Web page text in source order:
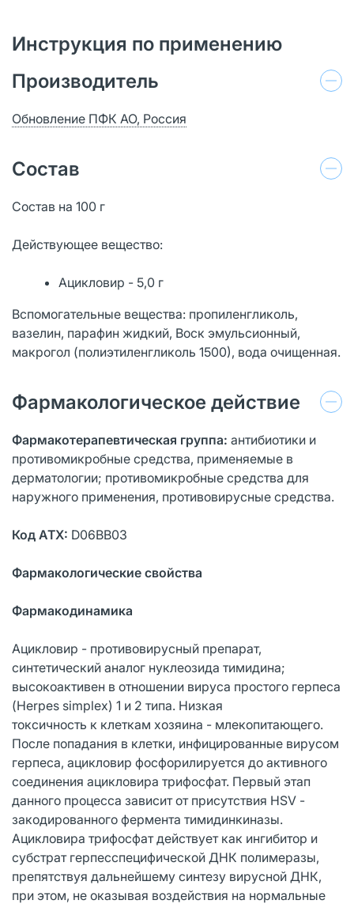
Инструкция по применению
Производитель
Обновление ПФК АО, Россия
Состав
Состав на 100 г
Действующее вещество:
Ацикловир - 5,0 г
Вспомогательные вещества: пропиленгликоль,
вазелин, парафин жидкий, Воск эмульсионный,
макрогол (полиэтиленгликоль 1500), вода очищенная.
Фармакологическое действие
Фармакотерапевтическая группа: антибиотики и
противомикробные средства, применяемые в
дерматологии; противомикробные средства для
наружного применения, противовирусные средства.
Код АТX: D06BB03
Фармакологические свойства
Фармакодинамика
Ацикловир - противовирусный препарат,
синтетический аналог нуклеозида тимидина;
высокоактивен в отношении вируса простого герпеса
(Herpes simplex) 1 и 2 типа. Низкая
токсичность к клеткам хозяина - млекопитающего.
После попадания в клетки, инфицированные вирусом
герпеса, ацикловир фосфорилируется до активного
соединения ацикловира трифосфат. Первый этап
данного процесса зависит от присутствия HSV -
закодированного фермента тимидинкиназы.
Ацикловира трифосфат действует как ингибитор и
субстрат герпесспецифической ДНК полимеразы,
препятствуя дальнейшему синтезу вирусной ДНК,
при этом, не оказывая воздействия на нормальные